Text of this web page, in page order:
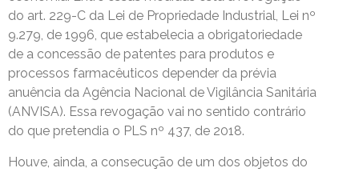
do art. 229-C da Lei de Propriedade Industrial, Lei nº
9.279, de 1996, que estabelecia a obrigatoriedade
de a concessão de patentes para produtos e
processos farmacêuticos depender da prévia
anuência da Agência Nacional de Vigilância Sanitária
(ANVISA). Essa revogação vai no sentido contrário
do que pretendia o PLS nº 437, de 2018.
Houve, ainda, a consecução de um dos objetos do